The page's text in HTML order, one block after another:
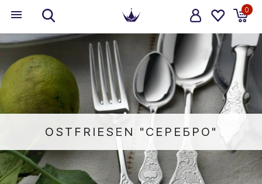
0
OSTFRIESEN "СЕРЕБРО"